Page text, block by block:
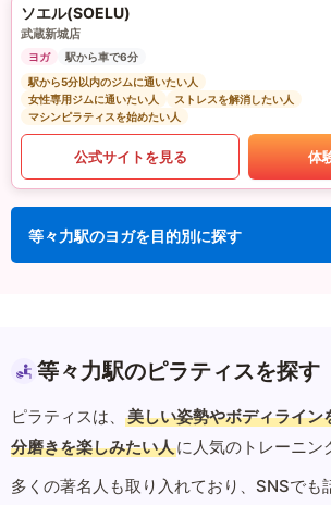
ソエル(SOELU)
武蔵新城店
ヨガ
駅から車で6分
駅から5分以内のジムに通いたい人
女性専用ジムに通いたい人
ストレスを解消したい人
マシンピラティスを始めたい人
公式サイトを見る 体
等々力駅のヨガを目的別に探す
等々力駅のピラティスを探す
ピラティスは、 美しい姿勢やボディライン
分磨きを楽しみたい人に人気のトレーニン
多くの著名人も取り入れており、SNSでも